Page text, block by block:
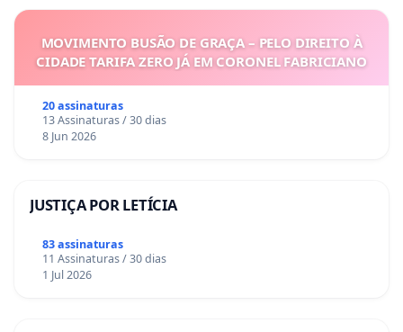
MOVIMENTO BUSÃO DE GRAÇA – PELO DIREITO À
CIDADE TARIFA ZERO JÁ EM CORONEL FABRICIANO
20 assinaturas
13 Assinaturas / 30 dias
8 Jun 2026
JUSTIÇA POR LETÍCIA
83 assinaturas
11 Assinaturas / 30 dias
1 Jul 2026